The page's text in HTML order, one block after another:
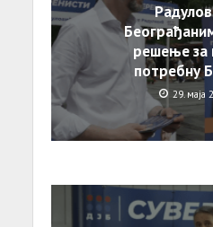
решење за
потребну
29. маја